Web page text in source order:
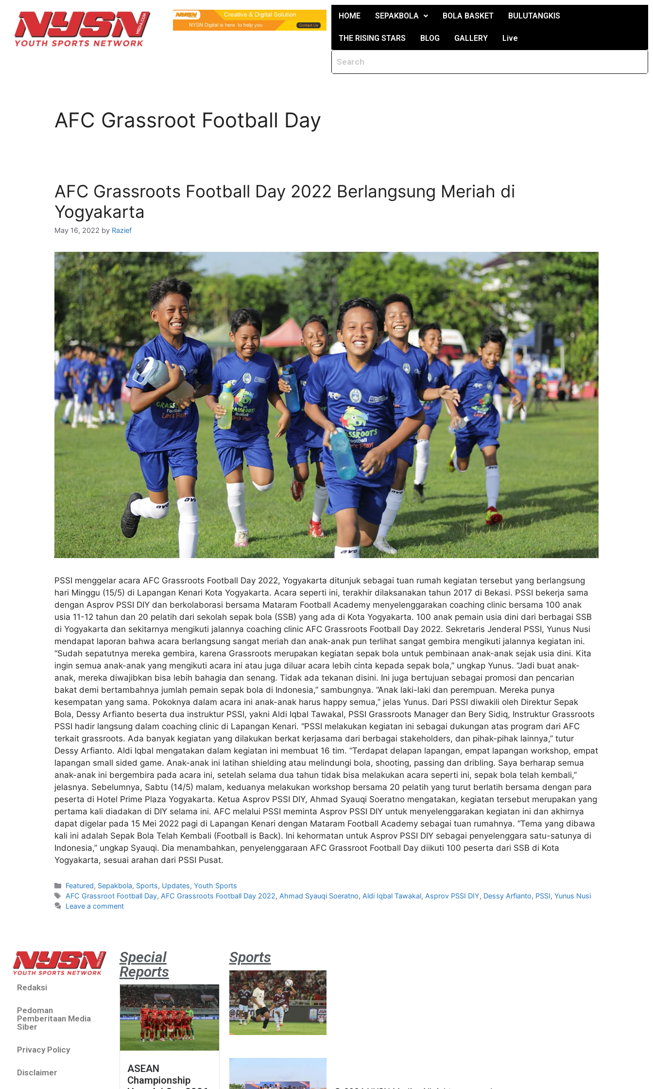
HOME SEPAKBOLA BOLA BASKET BULUTANGKIS
THE RISING STARS BLOG GALLERY Live
AFC Grassroot Football Day
AFC Grassroots Football Day 2022 Berlangsung Meriah di
Yogyakarta
May 16, 2022 by Razief
PSSI menggelar acara AFC Grassroots Football Day 2022, Yogyakarta ditunjuk sebagai tuan rumah kegiatan tersebut yang berlangsung
hari Minggu (15/5) di Lapangan Kenari Kota Yogyakarta. Acara seperti ini, terakhir dilaksanakan tahun 2017 di Bekasi. PSSI bekerja sama
dengan Asprov PSSI DIY dan berkolaborasi bersama Mataram Football Academy menyelenggarakan coaching clinic bersama 100 anak
usia 11-12 tahun dan 20 pelatih dari sekolah sepak bola (SSB) yang ada di Kota Yogyakarta. 100 anak pemain usia dini dari berbagai SSB
di Yogyakarta dan sekitarnya mengikuti jalannya coaching clinic AFC Grassroots Football Day 2022. Sekretaris Jenderal PSSI, Yunus Nusi
mendapat laporan bahwa acara berlangsung sangat meriah dan anak-anak pun terlihat sangat gembira mengikuti jalannya kegiatan ini.
“Sudah sepatutnya mereka gembira, karena Grassroots merupakan kegiatan sepak bola untuk pembinaan anak-anak sejak usia dini. Kita
ingin semua anak-anak yang mengikuti acara ini atau juga diluar acara lebih cinta kepada sepak bola,” ungkap Yunus. “Jadi buat anak-
anak, mereka diwajibkan bisa lebih bahagia dan senang. Tidak ada tekanan disini. Ini juga bertujuan sebagai promosi dan pencarian
bakat demi bertambahnya jumlah pemain sepak bola di Indonesia,” sambungnya. “Anak laki-laki dan perempuan. Mereka punya
kesempatan yang sama. Pokoknya dalam acara ini anak-anak harus happy semua,” jelas Yunus. Dari PSSI diwakili oleh Direktur Sepak
Bola, Dessy Arfianto beserta dua instruktur PSSI, yakni Aldi Iqbal Tawakal, PSSI Grassroots Manager dan Bery Sidiq, Instruktur Grassroots
PSSI hadir langsung dalam coaching clinic di Lapangan Kenari. “PSSI melakukan kegiatan ini sebagai dukungan atas program dari AFC
terkait grassroots. Ada banyak kegiatan yang dilakukan berkat kerjasama dari berbagai stakeholders, dan pihak-pihak lainnya,” tutur
Dessy Arfianto. Aldi Iqbal mengatakan dalam kegiatan ini membuat 16 tim. “Terdapat delapan lapangan, empat lapangan workshop, empat
lapangan small sided game. Anak-anak ini latihan shielding atau melindungi bola, shooting, passing dan dribling. Saya berharap semua
anak-anak ini bergembira pada acara ini, setelah selama dua tahun tidak bisa melakukan acara seperti ini, sepak bola telah kembali,”
jelasnya. Sebelumnya, Sabtu (14/5) malam, keduanya melakukan workshop bersama 20 pelatih yang turut berlatih bersama dengan para
peserta di Hotel Prime Plaza Yogyakarta. Ketua Asprov PSSI DIY, Ahmad Syauqi Soeratno mengatakan, kegiatan tersebut merupakan yang
pertama kali diadakan di DIY selama ini. AFC melalui PSSI meminta Asprov PSSI DIY untuk menyelenggarakan kegiatan ini dan akhirnya
dapat digelar pada 15 Mei 2022 pagi di Lapangan Kenari dengan Mataram Football Academy sebagai tuan rumahnya. “Tema yang dibawa
kali ini adalah Sepak Bola Telah Kembali (Football is Back). Ini kehormatan untuk Asprov PSSI DIY sebagai penyelenggara satu-satunya di
Indonesia,” ungkap Syauqi. Dia menambahkan, penyelenggaraan AFC Grassroot Football Day diikuti 100 peserta dari SSB di Kota
Yogyakarta, sesuai arahan dari PSSI Pusat.
Featured, Sepakbola, Sports, Updates,Youth Sports
AFC Grassroot Football Day, AFC Grassroots Football Day 2022, Ahmad Syauqi Soeratno, Aldi Iqbal Tawakal, Asprov PSSI DIY, Dessy Arfianto, PSSI,Yunus Nusi
Leave a comment
Redaksi
Pedoman
Pemberitaan Media
Siber
Privacy Policy
Disclaimer
Special
Reports
ASEAN
Championship
Sports